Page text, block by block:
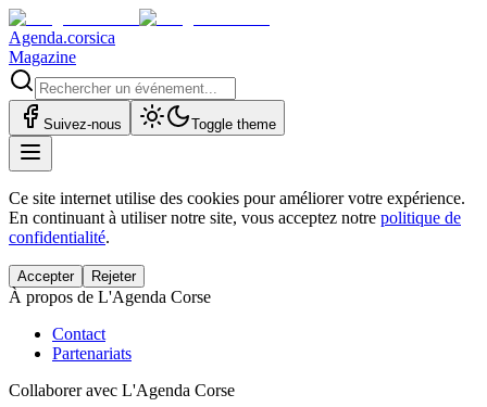
Agenda.corsica
Magazine
Suivez-nous Toggle theme
Ce site internet utilise des cookies pour améliorer votre expérience.
En continuant à utiliser notre site, vous acceptez notre politique de
confidentialité.
Accepter Rejeter
À propos de L'Agenda Corse
Contact
Partenariats
Collaborer avec L'Agenda Corse